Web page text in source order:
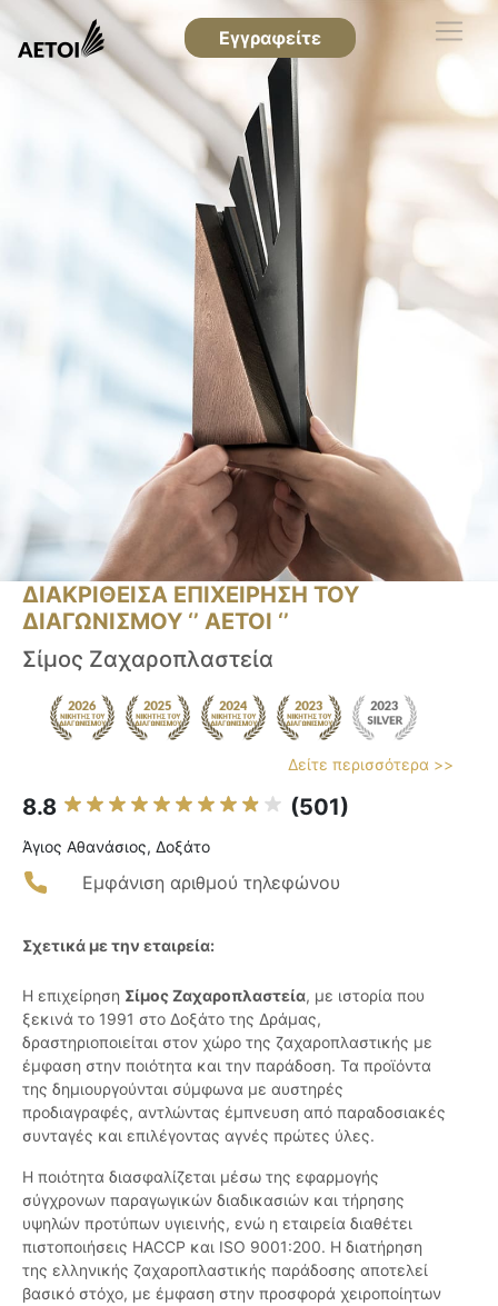
Εγγραφείτε
ΔΙΑΚΡΙΘΕΙΣΑ ΕΠΙΧΕΙΡΗΣΗ ΤΟΥ
ΔΙΑΓΩΝΙΣΜΟΥ ‘’ ΑΕΤΟΙ ‘’
Σίμος Ζαχαροπλαστεία
Δείτε περισσότερα >>
8.8 (501)
Άγιος Αθανάσιος, Δοξάτο
Εμφάνιση αριθμού τηλεφώνου
Σχετικά με την εταιρεία:
Η επιχείρηση Σίμος Ζαχαροπλαστεία, με ιστορία που
ξεκινά το 1991 στο Δοξάτο της Δράμας,
δραστηριοποιείται στον χώρο της ζαχαροπλαστικής με
έμφαση στην ποιότητα και την παράδοση. Τα προϊόντα
της δημιουργούνται σύμφωνα με αυστηρές
προδιαγραφές, αντλώντας έμπνευση από παραδοσιακές
συνταγές και επιλέγοντας αγνές πρώτες ύλες.
Η ποιότητα διασφαλίζεται μέσω της εφαρμογής
σύγχρονων παραγωγικών διαδικασιών και τήρησης
υψηλών προτύπων υγιεινής, ενώ η εταιρεία διαθέτει
πιστοποιήσεις HACCP και ISO 9001:200. Η διατήρηση
της ελληνικής ζαχαροπλαστικής παράδοσης αποτελεί
βασικό στόχο, με έμφαση στην προσφορά χειροποίητων